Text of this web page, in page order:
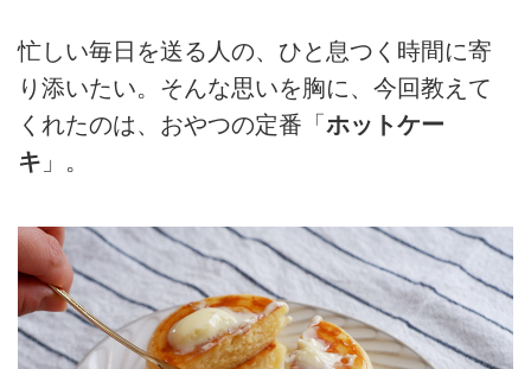
忙しい毎日を送る人の、ひと息つく時間に寄
り添いたい。そんな思いを胸に、今回教えて
くれたのは、おやつの定番「 ホットケー
キ 」。